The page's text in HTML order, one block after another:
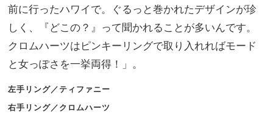
前に行ったハワイで。ぐるっと巻かれたデザインが珍
しく、『どこの？』って聞かれることが多いんです。
クロムハーツはピンキーリングで取り入れればモード
と女っぽさを一挙両得！」。
左手リング／ティファニー
右手リング／クロムハーツ